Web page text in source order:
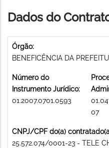
Dados do
Órgão:
BENEFICÊNCIA DA
Número do
Instrumento Jurídico:
01.2007.0701.0593
07
CNPJ/CPF do(a)
25.572.074/0001-23 - TELE